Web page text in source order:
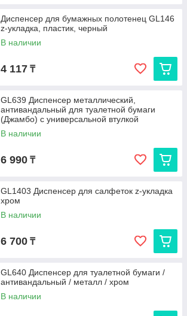
Диспенсер для бумажных полотенец GL146
z-укладка, пластик, черный
В наличии
4 117 ₸
GL639 Диспенсер металлический,
антивандальный для туалетной бумаги
(Джамбо) с универсальной втулкой
25*25*11,5
В наличии
6 990 ₸
GL1403 Диспенсер для салфеток z-укладка
хром
В наличии
6 700 ₸
GL640 Диспенсер для туалетной бумаги /
антивандальный / металл / хром
В наличии